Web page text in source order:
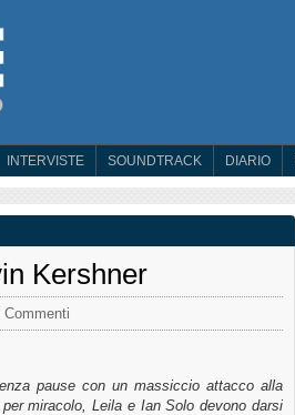
INTERVISTE SOUNDTRACK DIARIO
Kershner
Commenti
pause con un massiccio attacco alla
miracolo, Leila e Ian Solo devono darsi